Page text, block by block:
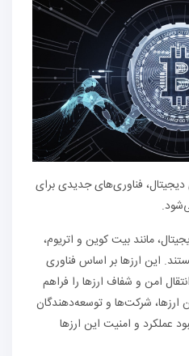
دیجیتال، فناوری‌های جدیدی برای
مانند بیت کوین و اتریوم،
این ارزها بر اساس فناوری
امن و شفاف ارزها را فراهم
ارزها، شرکت‌ها و توسعه‌دهندگان
عملکرد و امنیت این ارزها